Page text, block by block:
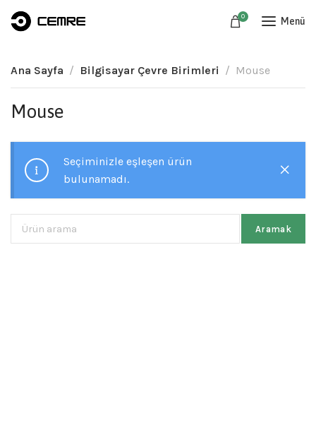
0 Menü
Ana Sayfa Bilgisayar Çevre Birimleri Mouse
Mouse
Seçiminizle eşleşen ürün
bulunamadı.
Aramak